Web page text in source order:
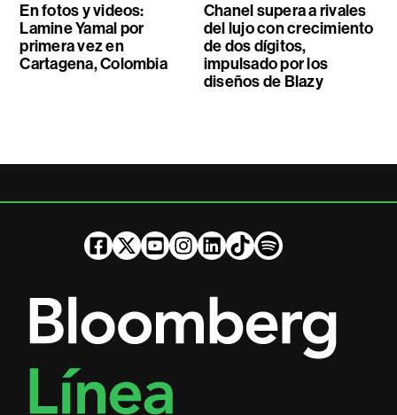
En fotos y videos:
Lamine Yamal por
primera vez en
Cartagena, Colombia
Chanel supera a rivales
del lujo con crecimiento
de dos dígitos,
impulsado por los
diseños de Blazy